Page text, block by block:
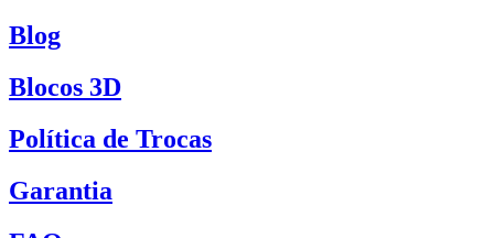
Blog
Blocos 3D
Política de Trocas
Garantia